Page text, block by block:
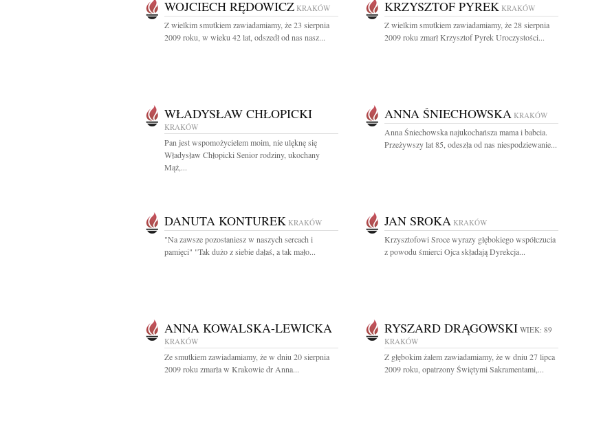
WOJCIECH RĘDOWICZ KRAKÓW
Z wielkim smutkiem zawiadamiamy, że 23 sierpnia
2009 roku, w wieku 42 lat, odszedł od nas nasz...
KRZYSZTOF PYREK KRAKÓW
Z wielkim smutkiem zawiadamiamy, że 28 sierpnia
2009 roku zmarł Krzysztof Pyrek Uroczystości...
WŁADYSŁAW CHŁOPICKI
KRAKÓW
Pan jest wspomożycielem moim, nie ulęknę się
Władysław Chłopicki Senior rodziny, ukochany
Mąż,...
ANNA ŚNIECHOWSKA KRAKÓW
Anna Śniechowska najukochańsza mama i babcia.
Przeżywszy lat 85, odeszła od nas niespodziewanie...
DANUTA KONTUREK KRAKÓW
"Na zawsze pozostaniesz w naszych sercach i
pamięci" "Tak dużo z siebie dałaś, a tak mało...
JAN SROKA KRAKÓW
Krzysztofowi Sroce wyrazy głębokiego współczucia
z powodu śmierci Ojca składają Dyrekcja...
ANNA KOWALSKA-LEWICKA
KRAKÓW
Ze smutkiem zawiadamiamy, że w dniu 20 sierpnia
2009 roku zmarła w Krakowie dr Anna...
RYSZARD DRĄGOWSKI WIEK: 89
KRAKÓW
Z głębokim żalem zawiadamiamy, że w dniu 27 lipca
2009 roku, opatrzony Świętymi Sakramentami,...